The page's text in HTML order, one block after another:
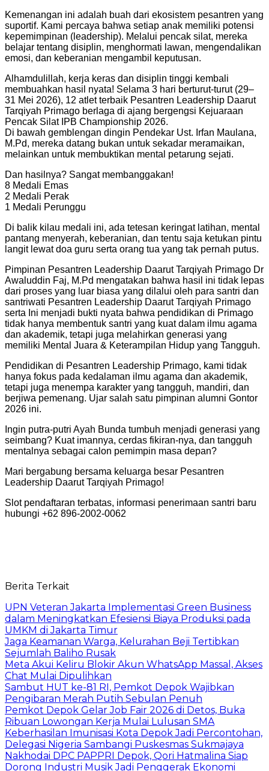
Kemenangan ini adalah buah dari ekosistem pesantren yang
suportif. Kami percaya bahwa setiap anak memiliki potensi
kepemimpinan (leadership). Melalui pencak silat, mereka
belajar tentang disiplin, menghormati lawan, mengendalikan
emosi, dan keberanian mengambil keputusan.
Alhamdulillah, kerja keras dan disiplin tinggi kembali
membuahkan hasil nyata! Selama 3 hari berturut-turut (29–
31 Mei 2026), 12 atlet terbaik Pesantren Leadership Daarut
Tarqiyah Primago berlaga di ajang bergengsi Kejuaraan
Pencak Silat IPB Championship 2026.
Di bawah gemblengan dingin Pendekar Ust. Irfan Maulana,
M.Pd, mereka datang bukan untuk sekadar meramaikan,
melainkan untuk membuktikan mental petarung sejati.
Dan hasilnya? Sangat membanggakan!
8 Medali Emas
2 Medali Perak
1 Medali Perunggu
Di balik kilau medali ini, ada tetesan keringat latihan, mental
pantang menyerah, keberanian, dan tentu saja ketukan pintu
langit lewat doa guru serta orang tua yang tak pernah putus.
Pimpinan Pesantren Leadership Daarut Tarqiyah Primago Dr
Awaluddin Faj, M.Pd mengatakan bahwa hasil ini tidak lepas
dari proses yang luar biasa yang dilalui oleh para santri dan
santriwati Pesantren Leadership Daarut Tarqiyah Primago
serta Ini menjadi bukti nyata bahwa pendidikan di Primago
tidak hanya membentuk santri yang kuat dalam ilmu agama
dan akademik, tetapi juga melahirkan generasi yang
memiliki Mental Juara & Keterampilan Hidup yang Tangguh.
Pendidikan di Pesantren Leadership Primago, kami tidak
hanya fokus pada kedalaman ilmu agama dan akademik,
tetapi juga menempa karakter yang tangguh, mandiri, dan
berjiwa pemenang. Ujar salah satu pimpinan alumni Gontor
2026 ini.
Ingin putra-putri Ayah Bunda tumbuh menjadi generasi yang
seimbang? Kuat imannya, cerdas fikiran-nya, dan tangguh
mentalnya sebagai calon pemimpin masa depan?
Mari bergabung bersama keluarga besar Pesantren
Leadership Daarut Tarqiyah Primago!
Slot pendaftaran terbatas, informasi penerimaan santri baru
hubungi +62 896-2002-0062
Berita Terkait
UPN Veteran Jakarta Implementasi Green Business
dalam Meningkatkan Efesiensi Biaya Produksi pada
UMKM di Jakarta Timur
Jaga Keamanan Warga, Kelurahan Beji Tertibkan
Sejumlah Baliho Rusak
Meta Akui Keliru Blokir Akun WhatsApp Massal, Akses
Chat Mulai Dipulihkan
Sambut HUT ke-81 RI, Pemkot Depok Wajibkan
Pengibaran Merah Putih Sebulan Penuh
Pemkot Depok Gelar Job Fair 2026 di Detos, Buka
Ribuan Lowongan Kerja Mulai Lulusan SMA
Keberhasilan Imunisasi Kota Depok Jadi Percontohan,
Delegasi Nigeria Sambangi Puskesmas Sukmajaya
Nakhodai DPC PAPPRI Depok, Qori Hatmalina Siap
Dorong Industri Musik Jadi Penggerak Ekonomi